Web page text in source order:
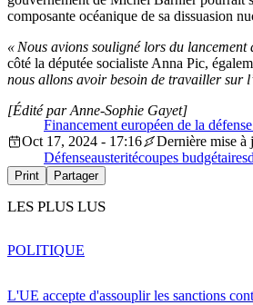
composante océanique de sa dissuasion
« Nous avions souligné lors du
côté la députée socialiste Anna Pic,
nous allons avoir besoin de travailler sur
Financement européen de la
[Édité par Anne-Sophie Gayet]
Oct 17, 2024 - 17:16
Dernière mise à
Défenseausteritécoupes budgétaires
Print Partager
LES PLUS LUS
L'UE accepte d'assouplir les sanctions
POLITIQUE